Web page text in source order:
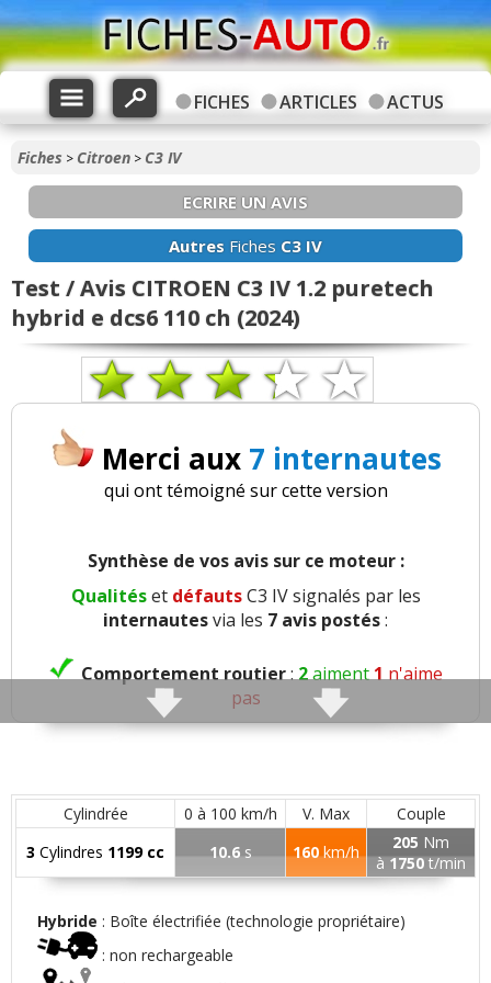
FICHES ARTICLES ACTUS
Fiches > Citroen > C3 IV
ECRIRE UN AVIS
Autres Fiches C3 IV
Test / Avis CITROEN C3 IV 1.2 puretech
hybrid e dcs6 110 ch (2024)
Merci aux 7 internautes
qui ont témoigné sur cette version
Synthèse de vos avis sur ce moteur :
Qualitéset défautsC3 IV signalés par les
internautesvia les 7 avis postés:
Comportement routier:2aiment1n'aime
pas
Précision direction:1aime
Consistance direction:1aime
Freinage: 1aime 1n'aime pas
Agrément:1
Cylindrée 0 à 100 km/h V. Max
Couple
3 Cylindres 1199 cc 10.6s 160km/h 205 Nm
à1750t/min
Hybride : Boîte électrifiée (technologie propriétaire)
: non rechargeable